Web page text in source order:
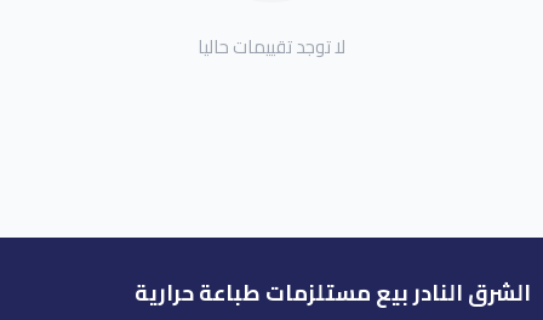
لا توجد تقييمات حاليا
الشرق النادر بيع مستلزمات طباعة حرارية